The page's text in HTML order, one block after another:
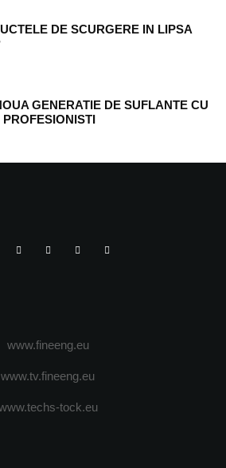
DE SCURGERE IN LIPSA
GENERATIE DE SUFLANTE CU
www.fineeng.eu
www.tv.fineeng.eu
tock.eu